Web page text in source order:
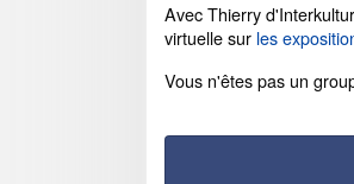
Avec Thierry
virtuelle sur les
Vous n'êtes pas un